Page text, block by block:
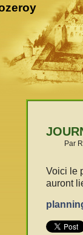
Par
Voici le
auront